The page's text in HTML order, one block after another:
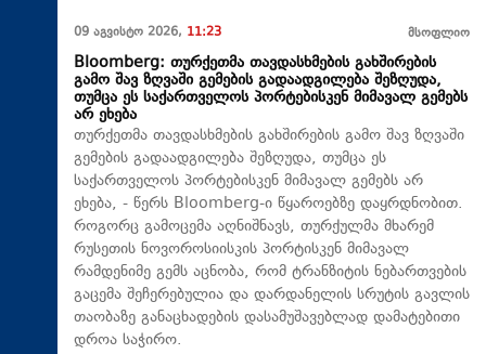
09 აგვისტო 2026, 11:23 მსოფლიო
Bloomberg: თურქეთმა თავდასხმების გახშირების
გამო შავ ზღვაში გემების გადაადგილება შეზღუდა,
თუმცა ეს საქართველოს პორტებისკენ მიმავალ გემებს
არ ეხება
თურქეთმა თავდასხმების გახშირების გამო შავ ზღვაში
გემების გადაადგილება შეზღუდა, თუმცა ეს
საქართველოს პორტებისკენ მიმავალ გემებს არ
ეხება, - წერს Bloomberg-ი წყაროებზე დაყრდნობით.
როგორც გამოცემა აღნიშნავს, თურქულმა მხარემ
რუსეთის ნოვოროსიისკის პორტისკენ მიმავალ
რამდენიმე გემს აცნობა, რომ ტრანზიტის ნებართვების
გაცემა შეჩერებულია და დარდანელის სრუტის გავლის
თაობაზე განაცხადების დასამუშავებლად დამატებითი
დროა საჭირო.